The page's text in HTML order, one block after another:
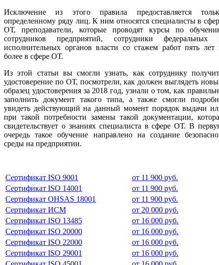
Исключение из этого правила предоставляется
определенному ряду лиц. К ним относятся специалисты в
ОТ, преподаватели, которые проводят курсы по
сотрудников предприятий, сотрудники федеральных
исполнительных органов власти со стажем работ пять лет
более в сфере ОТ.
Из этой статьи вы смогли узнать, как сотруднику
удостоверение по ОТ, посмотрели, как должен выглядеть
образец удостоверения за 2018 год, узнали о том, как
заполнить документ такого типа, а также смогли
увидеть действующий на данный момент порядок выдачи
при такой потребности замены такой документации,
свидетельствует о знаниях специалиста в сфере ОТ. В
очередь такое обучение направлено на создание
среды на предприятии.
Сертификат ISO 9001
от 11 900 руб.
Сертификат ISO 14001
от 11 900 руб.
Сертификат OHSAS 18001
от 11 900 руб.
Сертификат ИСМ
от 20 000 руб.
Сертификат ISO 13485
от 16 000 руб.
Сертификат ISO 20000
от 16 000 руб.
Сертификат ISO 22000
от 16 000 руб.
Сертификат ISO 29001
от 16 000 руб.